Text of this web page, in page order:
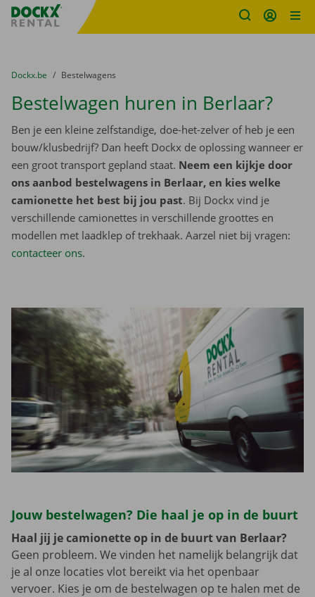
Fratello DEMO
U bevindt zich hier:
van
Dockx.be naar
Bestelwagens
Bestelwagen huren in Berlaar?
Ben je een kleine zelfstandige, doe-het-zelver of heb je een
bouw/klusbedrijf? Dan heeft Dockx de oplossing wanneer er
een groot transport gepland staat. Neem een kijkje door
ons aanbod bestelwagens in Berlaar, en kies welke
camionette het best bij jou past. Bij Dockx vind je
verschillende camionettes in verschillende groottes en
modellen met laadklep of trekhaak. Aarzel niet bij vragen:
contacteer ons.
Jouw bestelwagen? Die haal je op in de buurt
Haal jij je camionette op in de buurt van Berlaar?
Geen probleem. We vinden het namelijk belangrijk dat
je al onze locaties vlot bereikt via het openbaar
vervoer. Kies je om de bestelwagen op te halen met de